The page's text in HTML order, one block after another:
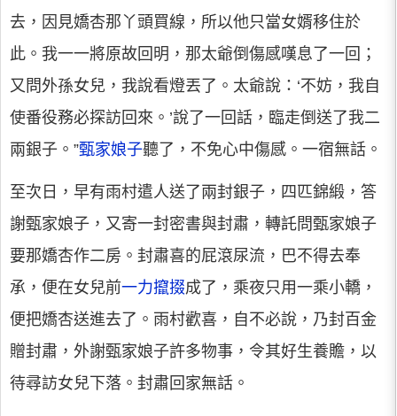
去，因見嬌杏那丫頭買線，所以他只當女婿移住於
此。我一一將原故回明，那太爺倒傷感嘆息了一回；
又問外孫女兒，我說看燈丟了。太爺說：‘不妨，我自
使番役務必探訪回來。’說了一回話，臨走倒送了我二
兩銀子。”甄家娘子聽了，不免心中傷感。一宿無話。
至次日，早有雨村遣人送了兩封銀子，四匹錦緞，答
謝甄家娘子，又寄一封密書與封肅，轉託問甄家娘子
要那嬌杏作二房。封肅喜的屁滾尿流，巴不得去奉
承，便在女兒前一力攛掇成了，乘夜只用一乘小轎，
便把嬌杏送進去了。雨村歡喜，自不必說，乃封百金
贈封肅，外謝甄家娘子許多物事，令其好生養贍，以
待尋訪女兒下落。封肅回家無話。